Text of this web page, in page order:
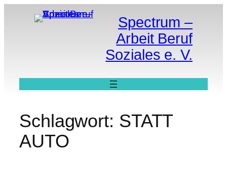
Spectrum –
Arbeit Beruf
Soziales e. V.
Schlagwort: STATT
AUTO